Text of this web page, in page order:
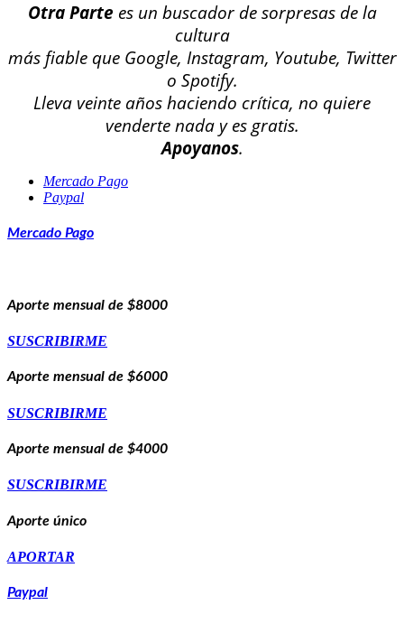
Otra Parte es un buscador de sorpresas de la
cultura
más fiable que Google, Instagram, Youtube, Twitter
o Spotify.
Lleva veinte años haciendo crítica, no quiere
venderte nada y es gratis.
Apoyanos.
Mercado Pago
Paypal
Mercado Pago
Aporte mensual de $8000
SUSCRIBIRME
Aporte mensual de $6000
SUSCRIBIRME
Aporte mensual de $4000
SUSCRIBIRME
Aporte único
APORTAR
Paypal